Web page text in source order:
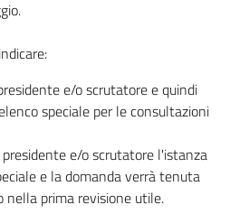
e/o scrutatore e quindi
speciale per le consultazioni
e/o scrutatore l'istanza
e la domanda verrà tenuta
nella prima revisione utile.